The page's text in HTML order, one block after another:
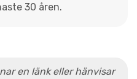
30 åren.
en länk eller hänvisar